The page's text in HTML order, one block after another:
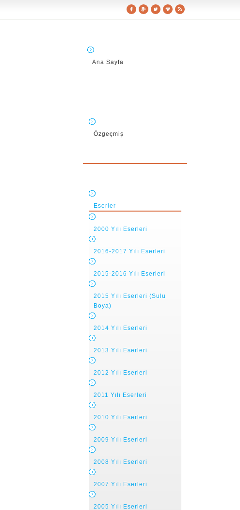
Ana Sayfa
Özgeçmiş
Eserler
2000 Yılı Eserleri
2016-2017 Yılı Eserleri
2015-2016 Yılı Eserleri
2015 Yılı Eserleri (Sulu
Boya)
2014 Yılı Eserleri
2013 Yılı Eserleri
2012 Yılı Eserleri
2011 Yılı Eserleri
2010 Yılı Eserleri
2009 Yılı Eserleri
2008 Yılı Eserleri
2007 Yılı Eserleri
2005 Yılı Eserleri